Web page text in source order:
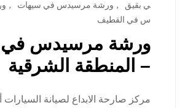
ي بقيق
, ورشة مرسيدس في سيهات ,
س في القطيف
ورشة مرسيدس في
– المنطقة الشرقية
مركز صارحة الابداع لصيانة